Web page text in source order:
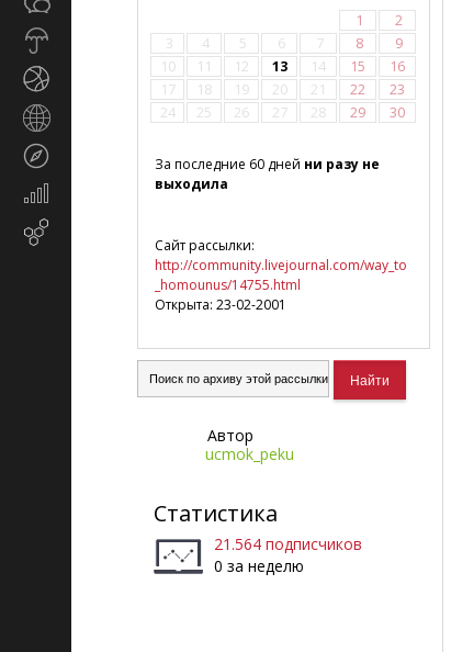
Экономика
маркетинг
1
2
3
4 5 6 7 8
9
10
11 12 13 14 15
16
17
18 19 20 21 22
23
24
25 26 27 28 29 30
За последние 60 дней ни разу не
выходила
Сайт рассылки:
http://community.livejournal.com/way_to
_homounus/14755.html
Открыта: 23-02-2001
Автор
ucmok_peku
Статистика
21.564 подписчиков
0 за неделю